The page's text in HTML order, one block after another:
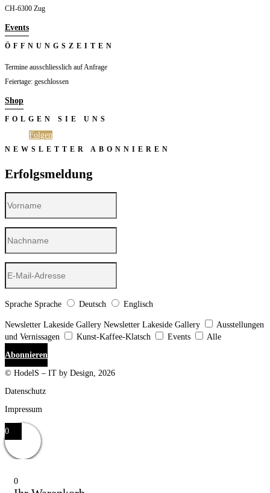
CH-6300 Zug
Events
ÖFFNUNGSZEITEN
Termine ausschliesslich auf Anfrage
Feiertage: geschlossen
Shop
FOLGEN SIE UNS
Folgen
NEWSLETTER ABONNIEREN
Erfolgsmeldung
Sprache Sprache Deutsch Englisch
Newsletter Lakeside Gallery Newsletter Lakeside Gallery
Ausstellungen
und Vernissagen
Kunst-Kaffee-Klatsch Events
Alle
Abonnieren
© HodelS – IT by Design, 2026
Datenschutz
Impressum
0
0